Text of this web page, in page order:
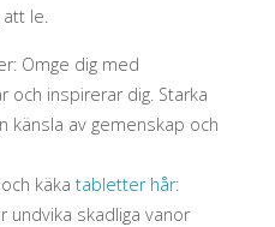
le.
Omge dig med
inspirerar dig. Starka
känsla av gemenskap och
käka tabletter hår:
undvika skadliga vanor